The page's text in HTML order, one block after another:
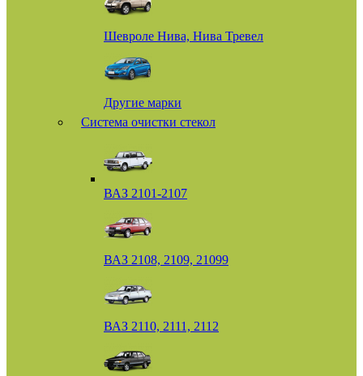
Шевроле Нива, Нива Тревел
Другие марки
Система очистки стекол
ВАЗ 2101-2107
ВАЗ 2108, 2109, 21099
ВАЗ 2110, 2111, 2112